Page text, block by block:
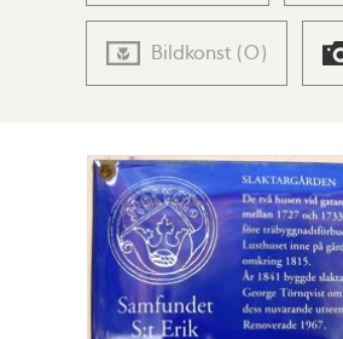
Bildkonst (0)